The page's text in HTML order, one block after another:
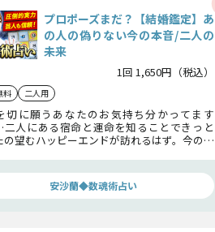
プロポーズまだ？【結婚鑑定】あ
の人の偽りない今の本音/二人の
未来
1回 1,650円（税込）
料 二人用
切に願うあなたのお気持ち分かってます
人にある宿命と運命を知ることできっと
の望むハッピーエンドが訪れるはず。今のあ
ていきます。安沙蘭◆数魂術占い